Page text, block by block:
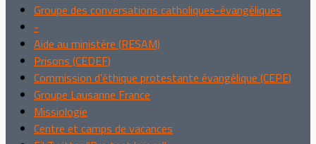
Groupe des conversations catholiques-évangéliques
-
Aide au ministère (RESAM)
Prisons (CEDEF)
Commission d'éthique protestante évangélique (CEPE)
Groupe Lausanne France
Missiologie
Centre et camps de vacances